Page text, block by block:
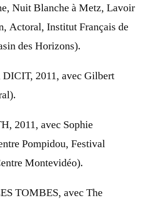
Nuit Blanche à Metz, Lavoir
Actoral, Institut Français de
des Horizons).
2011, avec Gilbert
2011, avec Sophie
Pompidou, Festival
Montevidéo).
TOMBES, avec The